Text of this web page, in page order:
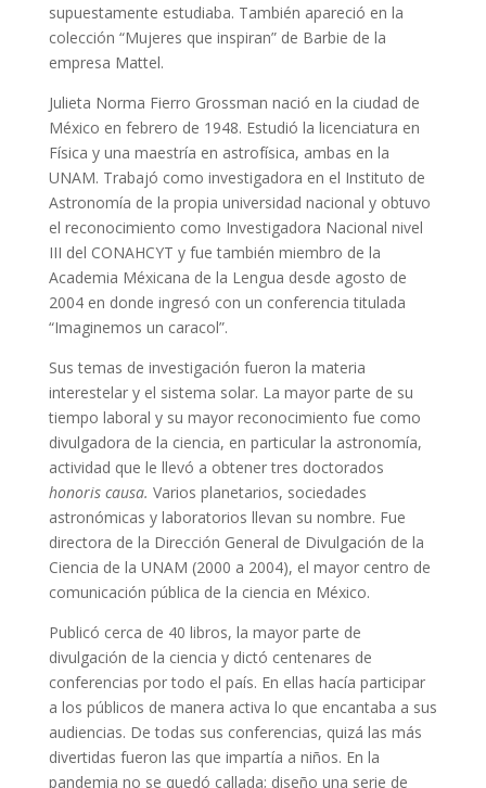
supuestamente estudiaba. También apareció en la
colección “Mujeres que inspiran” de Barbie de la
empresa Mattel.
Julieta Norma Fierro Grossman nació en la ciudad de
México en febrero de 1948. Estudió la licenciatura en
Física y una maestría en astrofísica, ambas en la
UNAM. Trabajó como investigadora en el Instituto de
Astronomía de la propia universidad nacional y obtuvo
el reconocimiento como Investigadora Nacional nivel
III del CONAHCYT y fue también miembro de la
Academia Méxicana de la Lengua desde agosto de
2004 en donde ingresó con un conferencia titulada
“Imaginemos un caracol”.
Sus temas de investigación fueron la materia
interestelar y el sistema solar. La mayor parte de su
tiempo laboral y su mayor reconocimiento fue como
divulgadora de la ciencia, en particular la astronomía,
actividad que le llevó a obtener tres doctorados
honoris causa. Varios planetarios, sociedades
astronómicas y laboratorios llevan su nombre. Fue
directora de la Dirección General de Divulgación de la
Ciencia de la UNAM (2000 a 2004), el mayor centro de
comunicación pública de la ciencia en México.
Publicó cerca de 40 libros, la mayor parte de
divulgación de la ciencia y dictó centenares de
conferencias por todo el país. En ellas hacía participar
a los públicos de manera activa lo que encantaba a sus
audiencias. De todas sus conferencias, quizá las más
divertidas fueron las que impartía a niños. En la
pandemia no se quedó callada; diseño una serie de